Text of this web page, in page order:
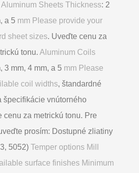
Aluminum Sheets Thickness: 2
a 5 mm Please provide your
sheet sizes. Uveďte cenu za
tonu. Aluminum Coils
3 mm, 4 mm, a 5 mm Please
coil widths, štandardné
špecifikácie vnútorného
cenu za metrickú tonu. Pre
prosím: Dostupné zliatiny
5052) Temper options Mill
surface finishes Minimum